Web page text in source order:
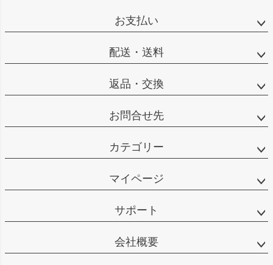
お支払い
配送・送料
返品・交換
お問合せ先
カテゴリー
マイページ
サポート
会社概要